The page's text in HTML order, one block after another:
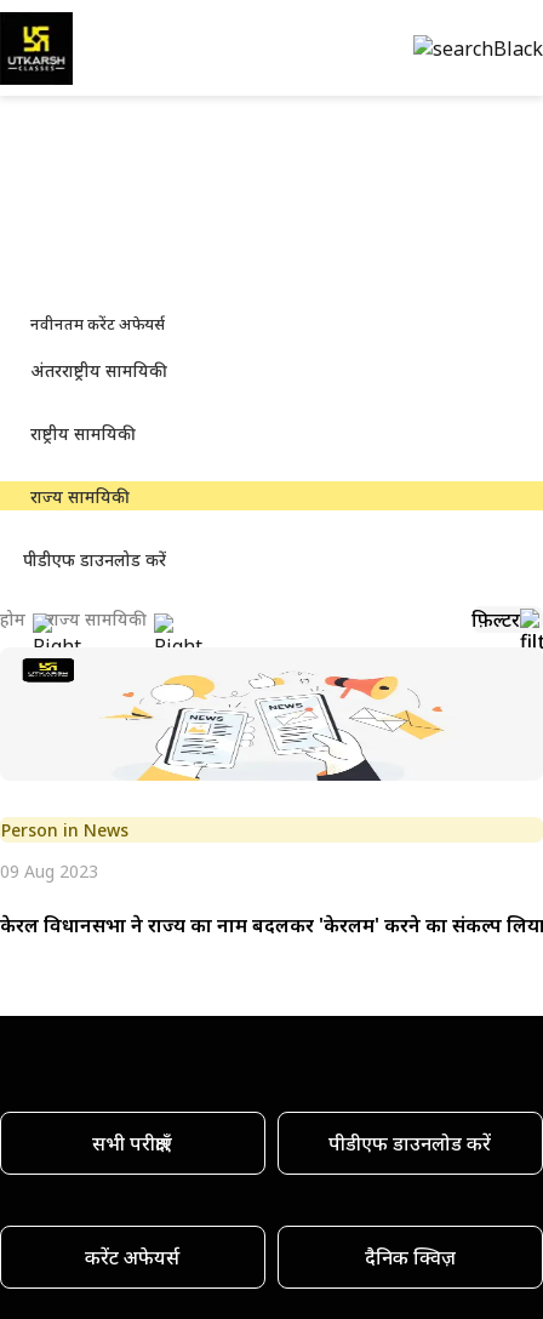
नवीनतम करेंट अफेयर्स
अंतरराष्ट्रीय सामयिकी
राष्ट्रीय सामयिकी
राज्य सामयिकी
पीडीएफ डाउनलोड करें
होम राज्य सामयिकी फ़िल्टर
Person in News
09 Aug 2023
केरल विधानसभा ने राज्य का नाम बदलकर 'केरलम' करने का संकल्प
सभी परीक्षाएँ पीडीएफ डाउनलोड करें
करेंट अफेयर्स दैनिक क्विज़